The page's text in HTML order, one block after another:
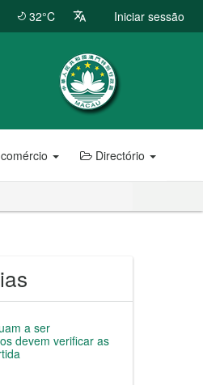
32°C Iniciar sessão
Directório
a ser
devem verificar as